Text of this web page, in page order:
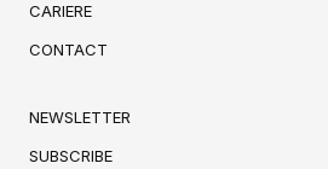
CARIERE
CONTACT
NEWSLETTER
SUBSCRIBE